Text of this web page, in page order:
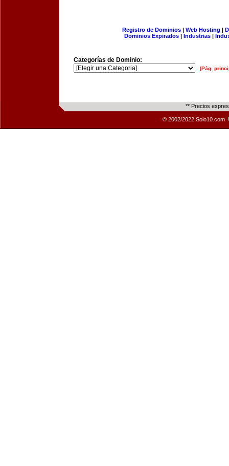
Registro de Dominios| Web Hosting |
Dominios Expirados | Industrias |
Categorías de Dominio:
[Pág.
** Precios
© 2002/2022 Solo10.com